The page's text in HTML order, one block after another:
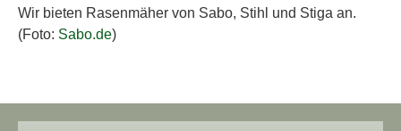
Wir bieten Rasenmäher von Sabo, Stihl und Stiga an.
(Foto: Sabo.de)